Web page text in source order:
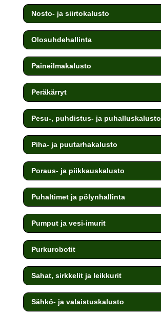
Nosto- ja siirtokalusto
Olosuhdehallinta
Paineilmakalusto
Peräkärryt
Pesu-, puhdistus- ja puhalluskalusto
Piha- ja puutarhakalusto
Poraus- ja piikkauskalusto
Puhaltimet ja pölynhallinta
Pumput ja vesi-imurit
Purkurobotit
Sahat, sirkkelit ja leikkurit
Sähkö- ja valaistuskalusto